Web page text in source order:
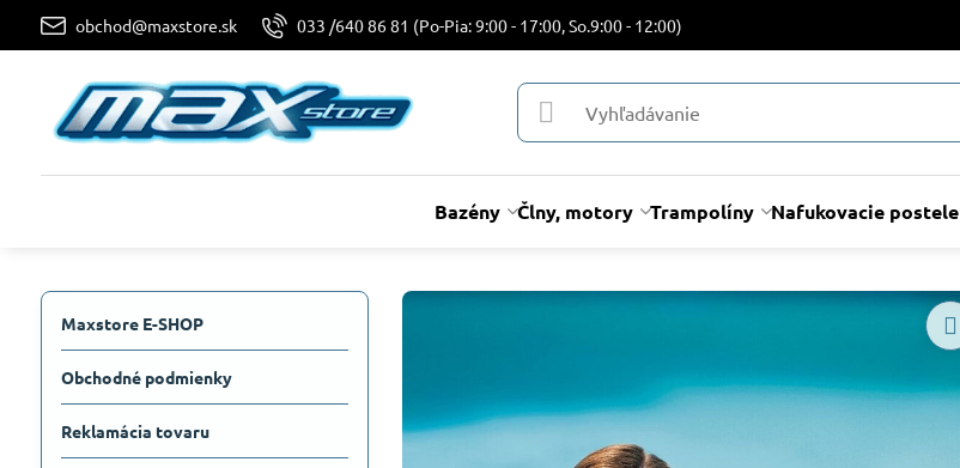
obchod@maxstore.sk 033 /640 86 81 (Po-Pia: 9:00 - 17:00, So.9:00 - 12:00)
Bazény Člny, motory Trampolíny Nafukovacie postele
Maxstore E-SHOP
Obchodné podmienky
Reklamácia tovaru